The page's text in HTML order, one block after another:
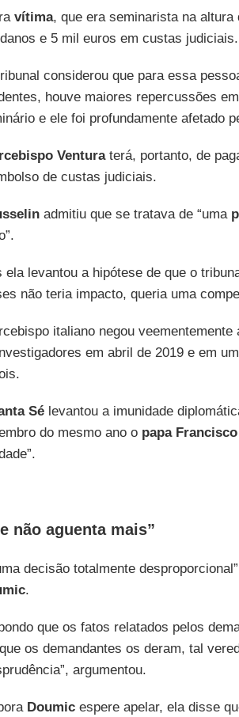
vítima, que era seminarista na altura
e 5 mil euros em custas judiciais.
considerou que para essa
houve maiores repercussões
e ele foi profundamente afetado
Venturaterá, portanto, de
de custas judiciais.
admitiu que se tratava de “uma
ela levantou a hipótese de que o
não teria impacto, queria uma
italiano negou
em abril de 2019 e em
Sélevantou a imunidade
do mesmo ano o papa Francisco
não aguenta mais”
decisão totalmente
.
que os fatos relatados pelos
os demandantes os deram, tal
argumentou.
Doumicespere apelar, ela disse